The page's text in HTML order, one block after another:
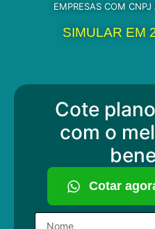
EMPRESAS COM
SIMULAR EM
Cote
com o
Cotar